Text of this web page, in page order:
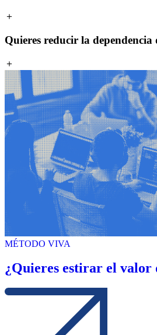
＋
Quieres reducir la dependencia
＋
MÉTODO VIVA
¿Quieres estirar el valor